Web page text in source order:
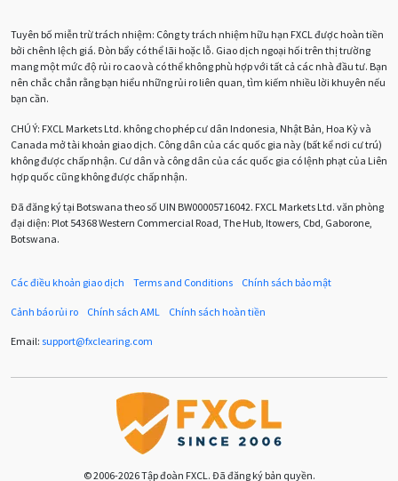
Bảng Anh Bảng lương phi nông nghiệp CAD
CHF COVI-19 COVID-19 CPI Charles Dow
Chuyên gia cố vấn Chuyên gia tư vấn
Con số xu hướng Các mức Fibonacci Cắt lỗ
Dừng lại Dừng lỗ
EUR / AUD EUR / USD
EURJPY EURUSD Euro
Tuyên bố miễn trừ trách nhiệm: Công ty trách nhiệm hữu hạn FXCL được hoàn tiền
bởi chênh lệch giá. Đòn bẩy có thể lãi hoặc lỗ. Giao dịch ngoại hối trên thị trường
mang một mức độ rủi ro cao và có thể không phù hợp với tất cả các nhà đầu tư. Bạn
nên chắc chắn rằng bạn hiểu những rủi ro liên quan, tìm kiếm nhiều lời khuyên nếu
bạn cần.
CHÚ Ý: FXCL Markets Ltd. không cho phép cư dân Indonesia, Nhật Bản, Hoa Kỳ và
Canada mở tài khoản giao dịch. Công dân của các quốc gia này (bất kể nơi cư trú)
không được chấp nhận. Cư dân và công dân của các quốc gia có lệnh phạt của Liên
hợp quốc cũng không được chấp nhận.
Đã đăng ký tại Botswana theo số UIN BW00005716042. FXCL Markets Ltd. văn phòng
đại diện: Plot 54368 Western Commercial Road, The Hub, Itowers, Cbd, Gaborone,
Botswana.
Các điều khoản giao dịch Terms and Conditions Chính sách bảo mật
Cảnh báo rủi ro Chính sách AML Chính sách hoàn tiền
Email: support@fxclearing.com
© 2006-2026 Tập đoàn FXCL. Đã đăng ký bản quyền.